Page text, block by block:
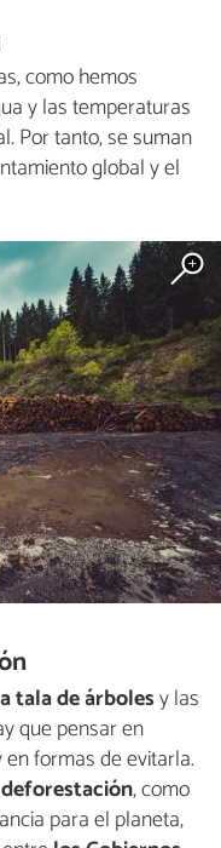
como hemos
y las temperaturas
Por tanto, se suman
global y el
tala de árbolesy las
que pensar en
en formas de evitarla.
, como
para el planeta,